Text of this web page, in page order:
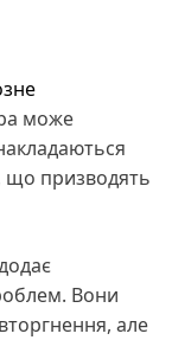
може
що призводять
Вони
але